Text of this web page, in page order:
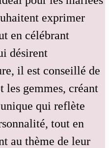
exprimer
en célébrant
désirent
il est conseillé de
les gemmes, créant
qui reflète
tout en
au thème de leur